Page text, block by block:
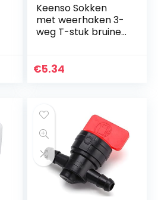
Keenso Sokken
met weerhaken 3-
weg T-stuk bruine
brandstof-lucht-
€5.34